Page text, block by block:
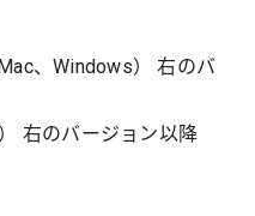
、Windows）右のバ
右のバージョン以降